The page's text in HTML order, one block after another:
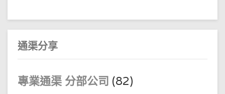
通渠分享
專業通渠 分部公司 (82)